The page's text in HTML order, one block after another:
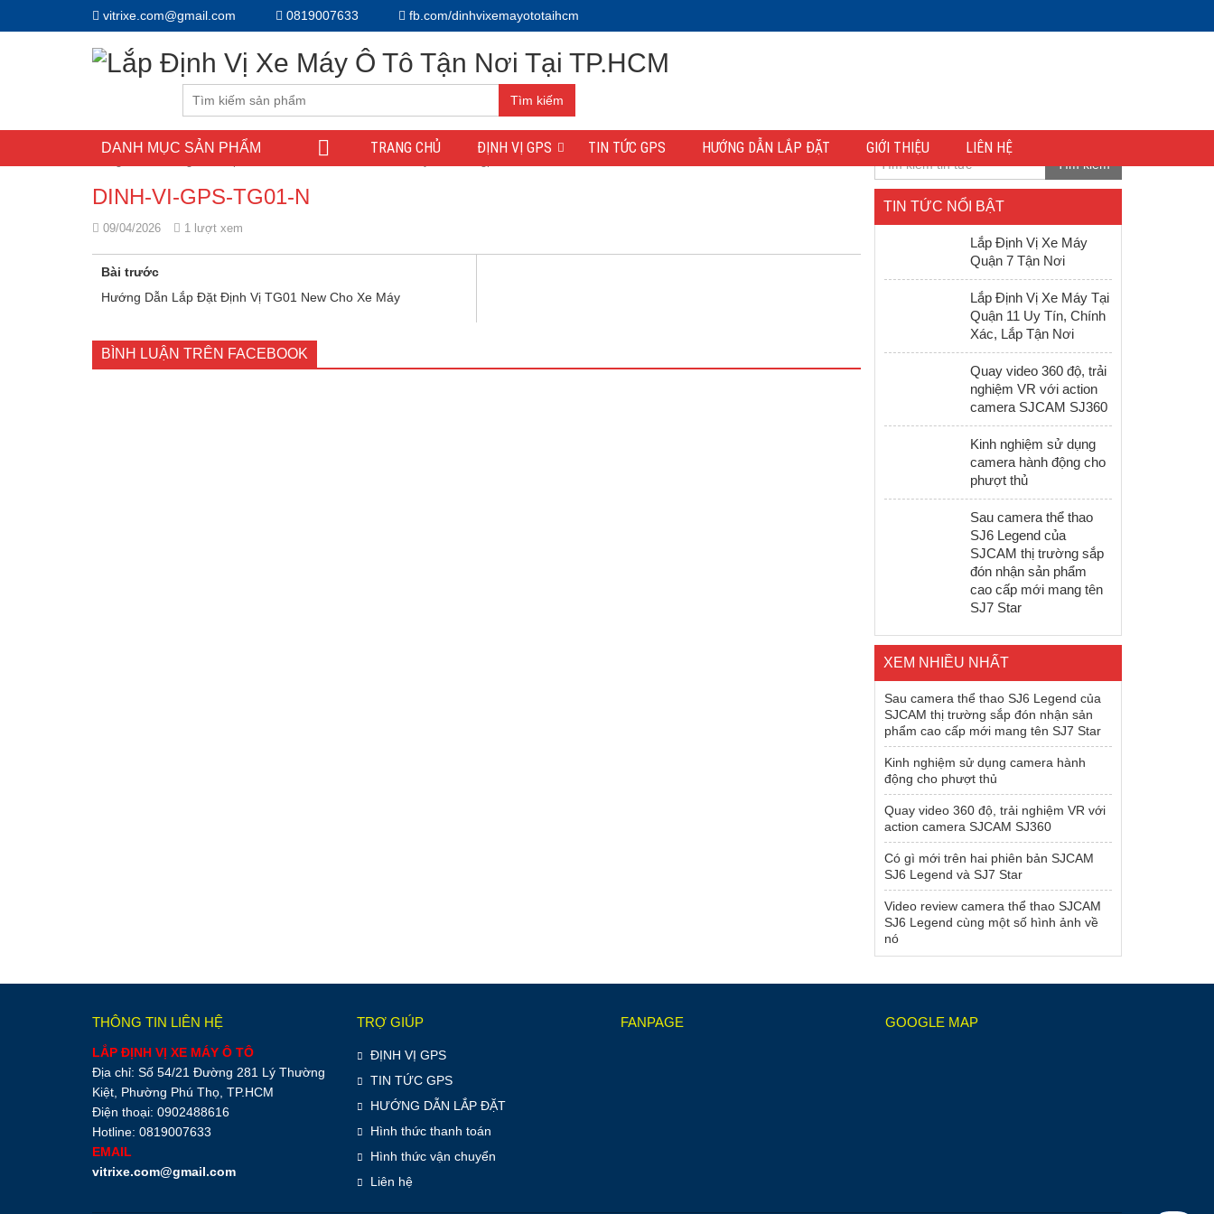
vitrixe.com@gmail.com 0819007633 fb.com/dinhvixemayototaihcm
Tìm kiếm
DANH MỤC SẢN PHẨM TRANG CHỦ ĐỊNH VỊ GPS TIN TỨC GPS HƯỚNG DẪN LẮP ĐẶT GIỚI THIỆU LIÊN HỆ
Hướng Dẫn Lắp Đặt Định Vị TG01 New Cho Xe Máy
DINH-VI-GPS-TG01-N
09/04/2026 1 lượt xem
Bài trước
Hướng Dẫn Lắp Đặt Định Vị TG01 New Cho Xe Máy
BÌNH LUẬN TRÊN FACEBOOK
Tìm kiếm
TIN TỨC NỔI BẬT
Lắp Định Vị Xe Máy
Quận 7 Tận Nơi
Lắp Định Vị Xe Máy Tại
Quận 11 Uy Tín, Chính
Xác, Lắp Tận Nơi
Quay video 360 độ, trải
nghiệm VR với action
camera SJCAM SJ360
Kinh nghiệm sử dụng
camera hành động cho
phượt thủ
Sau camera thể thao
SJ6 Legend của
SJCAM thị trường sắp
đón nhận sản phẩm
cao cấp mới mang tên
SJ7 Star
XEM NHIỀU NHẤT
Sau camera thể thao SJ6 Legend của
SJCAM thị trường sắp đón nhận sản
phẩm cao cấp mới mang tên SJ7 Star
Kinh nghiệm sử dụng camera hành
động cho phượt thủ
Quay video 360 độ, trải nghiệm VR với
action camera SJCAM SJ360
Có gì mới trên hai phiên bản SJCAM
SJ6 Legend và SJ7 Star
Video review camera thể thao SJCAM
SJ6 Legend cùng một số hình ảnh về
nó
THÔNG TIN LIÊN HỆ
LẮP ĐỊNH VỊ XE MÁY Ô TÔ
Địa chỉ: Số 54/21 Đường 281 Lý Thường
Kiệt, Phường Phú Thọ, TP.HCM
Điện thoại: 0902488616
Hotline: 0819007633
EMAIL
vitrixe.com@gmail.com
TRỢ GIÚP
ĐỊNH VỊ GPS
TIN TỨC GPS
HƯỚNG DẪN LẮP ĐẶT
Hình thức thanh toán
Hình thức vận chuyển
Liên hệ
FANPAGE GOOGLE MAP